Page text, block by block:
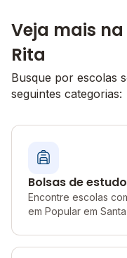
Veja mais
Rita
Busque por escolas
seguintes categorias:
Bolsas de estudo
Encontre escolas
em Popular em